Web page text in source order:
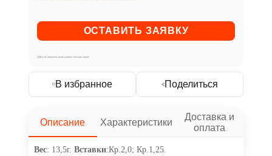
Мы не передаём ваши данные третьим лицам
В избранное Поделиться
Описание Характеристики
Доставка и
оплата
Вес: 13,5г. Вставки:Кр.2,0; Кр.1,25.